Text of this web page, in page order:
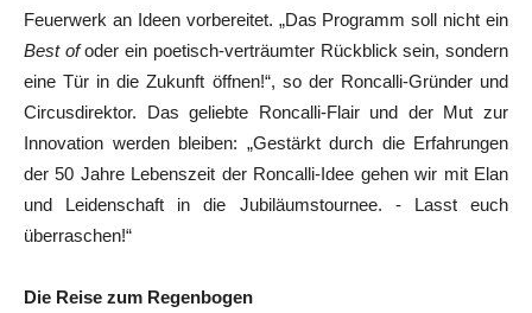
Feuerwerk an Ideen vorbereitet. „Das Programm soll nicht ein
Best ofoder ein poetisch-verträumter Rückblick sein, sondern
eine Tür in die Zukunft öffnen!“, so der Roncalli-Gründer und
Circusdirektor. Das geliebte Roncalli-Flair und der Mut zur
Innovation werden bleiben: „Gestärkt durch die Erfahrungen
der 50 Jahre Lebenszeit der Roncalli-Idee gehen wir mit Elan
und Leidenschaft in die Jubiläumstournee. - Lasst euch
überraschen!“
Die Reise zum Regenbogen